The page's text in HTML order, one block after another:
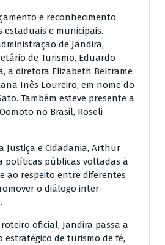
e reconhecimento
e municipais.
de Jandira,
de Turismo, Eduardo
a diretora Elizabeth Beltrame
Inês Loureiro, em nome do
Também esteve presente a
no Brasil, Roseli
Justiça e Cidadania, Arthur
políticas públicas voltadas à
ao respeito entre diferentes
o diálogo inter-
oficial, Jandira passa a
de turismo de fé,